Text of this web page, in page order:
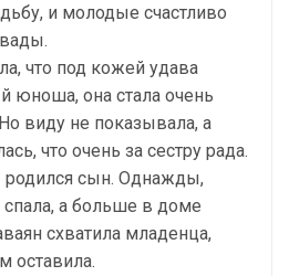
и молодые счастливо
что под кожей удава
юноша, она стала очень
виду не показывала, а
что очень за сестру рада.
родился сын. Однажды,
а больше в доме
схватила младенца,
оставила.